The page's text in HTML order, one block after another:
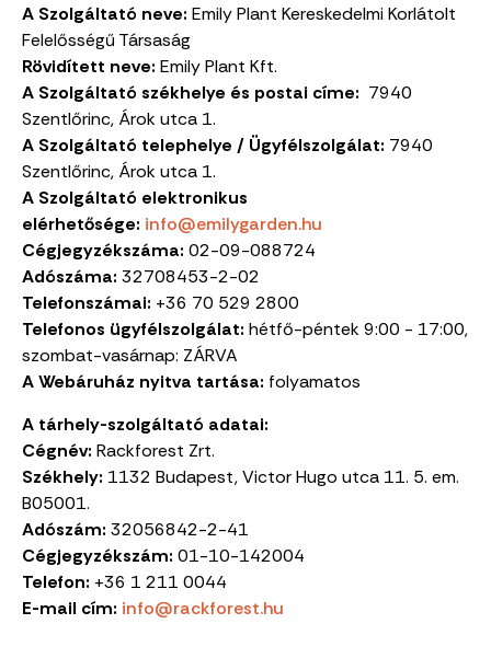
A Szolgáltató neve: Emily Plant Kereskedelmi Korlátolt
Felelősségű Társaság
Rövidített neve: Emily Plant Kft.
A Szolgáltató székhelye és postai címe: 7940
Szentlőrinc, Árok utca 1.
A Szolgáltató telephelye / Ügyfélszolgálat: 7940
Szentlőrinc, Árok utca 1.
A Szolgáltató elektronikus
elérhetősége: info@emilygarden.hu
Cégjegyzékszáma: 02-09-088724
Adószáma: 32708453-2-02
Telefonszámai: +36 70 529 2800
Telefonos ügyfélszolgálat: hétfő-péntek 9:00 - 17:00,
szombat-vasárnap: ZÁRVA
A Webáruház nyitva tartása: folyamatos
A tárhely-szolgáltató adatai:
Cégnév: Rackforest Zrt.
Székhely: 1132 Budapest, Victor Hugo utca 11. 5. em.
B05001.
Adószám: 32056842-2-41
Cégjegyzékszám: 01-10-142004
Telefon: +36 1 211 0044
E-mail cím: info@rackforest.hu